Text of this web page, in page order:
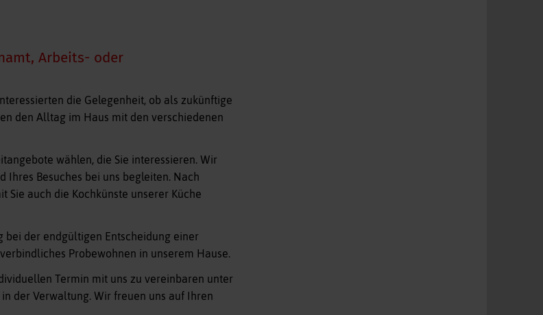
Arbeits- oder
die Gelegenheit, ob als zukünftige
den Alltag im Haus mit den verschiedenen
wählen, die Sie interessieren. Wir
Ihres Besuches bei uns begleiten. Nach
auch die Kochkünste unserer Küche
der endgültigen Entscheidung einer
Probewohnen in unserem Hause.
Termin mit uns zu vereinbaren unter
der Verwaltung. Wir freuen uns auf Ihren